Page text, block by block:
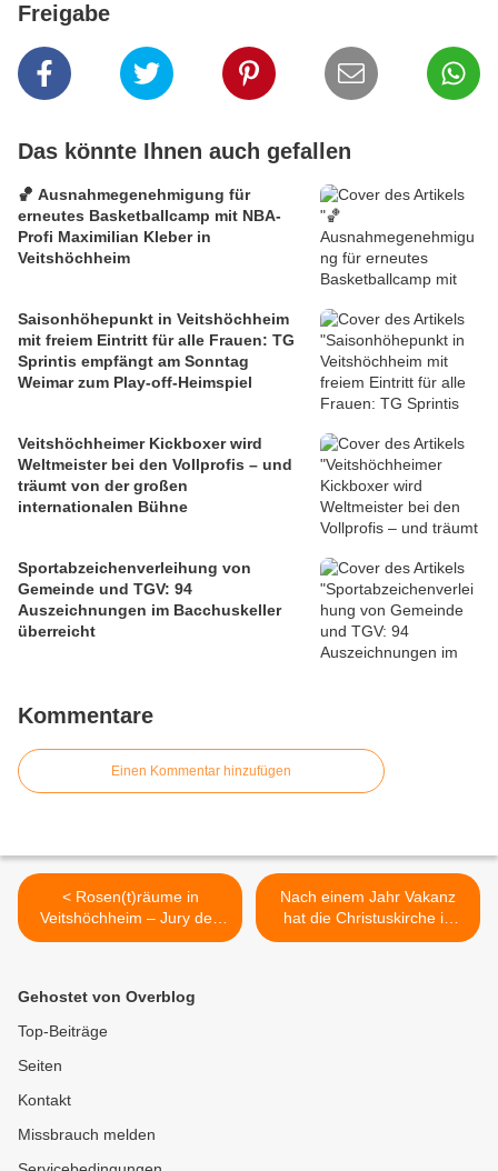
Freigabe
Das könnte Ihnen auch gefallen
🏀 Ausnahmegenehmigung für
erneutes Basketballcamp mit NBA-
Profi Maximilian Kleber in
Veitshöchheim
Saisonhöhepunkt in Veitshöchheim
mit freiem Eintritt für alle Frauen: TG
Sprintis empfängt am Sonntag
Weimar zum Play-off-Heimspiel
Veitshöchheimer Kickboxer wird
Weltmeister bei den Vollprofis – und
träumt von der großen
internationalen Bühne
Sportabzeichenverleihung von
Gemeinde und TGV: 94
Auszeichnungen im Bacchuskeller
überreicht
Kommentare
Einen Kommentar hinzufügen
< Rosen(t)räume in
Veitshöchheim – Jury des
Verschönerungsvereins
Nach einem Jahr Vakanz
hat die Christuskirche in
Veitshöchheim wieder einen
Gehostet von Overblog
Top-Beiträge
Seiten
Kontakt
Missbrauch melden